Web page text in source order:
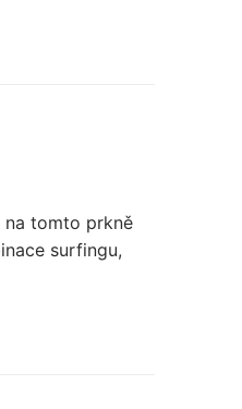
na tomto prkně
surfingu,